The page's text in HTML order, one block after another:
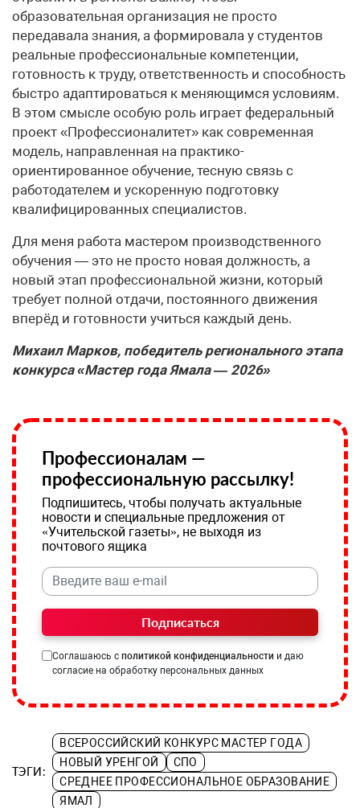
образовательная организация не просто
передавала знания, а формировала у студентов
реальные профессиональные компетенции,
готовность к труду, ответственность и способность
быстро адаптироваться к меняющимся условиям.
В этом смысле особую роль играет федеральный
проект «Профессионалитет» как современная
модель, направленная на практико-
ориентированное обучение, тесную связь с
работодателем и ускоренную подготовку
квалифицированных специалистов.
Для меня работа мастером производственного
обучения — это не просто новая должность, а
новый этап профессиональной жизни, который
требует полной отдачи, постоянного движения
вперёд и готовности учиться каждый день.
Михаил Марков, победитель регионального этапа
конкурса «Мастер года Ямала — 2026»
Профессионалам —
профессиональную рассылку!
Подпишитесь, чтобы получать актуальные
новости и специальные предложения от
«Учительской газеты», не выходя из
почтового ящика
Подписаться
Соглашаюсь с политикой конфиденциальности и даю
согласие на обработку персональных данных
ТЭГИ:
ВСЕРОССИЙСКИЙ КОНКУРС МАСТЕР ГОДА
НОВЫЙ УРЕНГОЙ
СПО
СРЕДНЕЕ ПРОФЕССИОНАЛЬНОЕ ОБРАЗОВАНИЕ
ЯМАЛ